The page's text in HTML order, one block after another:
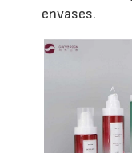
envases.